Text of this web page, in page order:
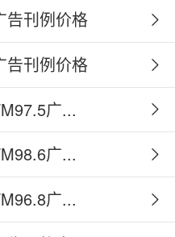
告刊例价格
告刊例价格
广...
广...
广...